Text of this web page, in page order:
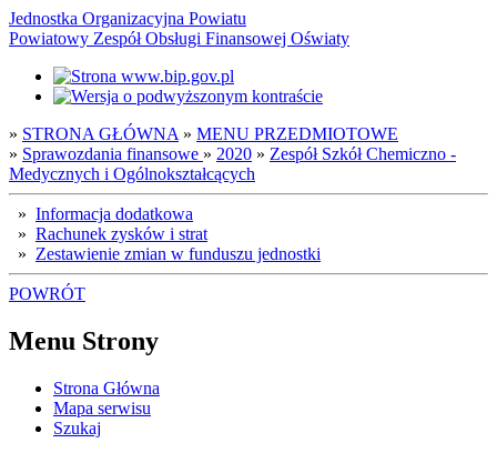
Jednostka Organizacyjna Powiatu
Powiatowy Zespół Obsługi Finansowej Oświaty
» STRONA GŁÓWNA » MENU PRZEDMIOTOWE
» Sprawozdania finansowe » 2020 » Zespół Szkół Chemiczno -
Medycznych i Ogólnokształcących
» Informacja dodatkowa
» Rachunek zysków i strat
» Zestawienie zmian w funduszu jednostki
POWRÓT
Menu Strony
Strona Główna
Mapa serwisu
Szukaj